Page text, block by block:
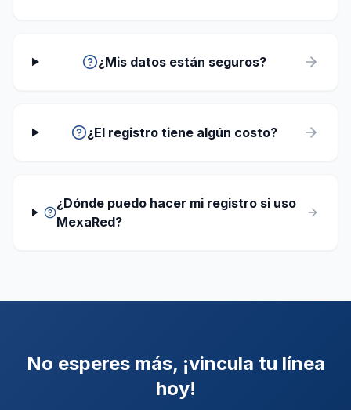
¿Mis datos están seguros?
¿El registro tiene algún costo?
¿Dónde puedo hacer mi registro si uso
MexaRed?
No esperes más, ¡vincula tu línea
hoy!